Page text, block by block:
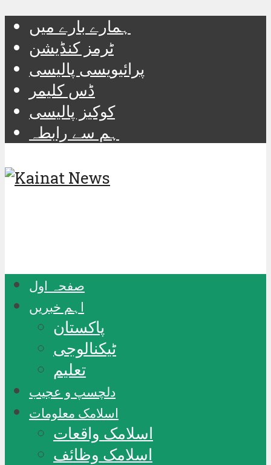
ہمارے بارے میں
ٹرمز کنڈیشن
پرائیویسی پالیسی
ڈس کلیمر
کوکیز پالیسی
ہم سے رابطہ
صفحہ اول
اہم خبریں
پاکستان
ٹیکنالوجی
تعلیم
دلچسپ و عجیب
اسلامک معلومات
اسلامک واقعات
اسلامک وظائف